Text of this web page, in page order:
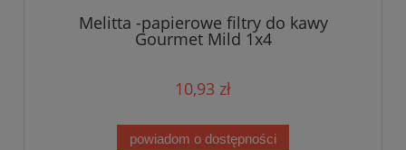
Melitta -papierowe filtry do kawy
Gourmet Mild 1x4
10,93 zł
powiadom o dostępności